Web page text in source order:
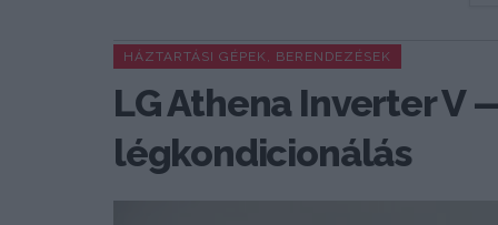
HÁZTARTÁSI GÉPEK, BERENDEZÉSEK
LG Athena Inverter V
légkondicionálás